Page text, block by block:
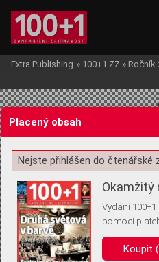
Žádost o souhlas s
Pro základní fungování webu
Extra Publishing » 100+1 ZZ » Ročník
Placený obsah
Nejste přihlášen do čtenářské
Okamžitý
Vydání
pomocí
Koupit